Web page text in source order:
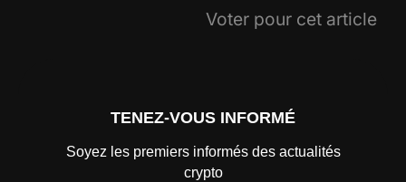
Voter pour cet article
TENEZ-VOUS INFORMÉ
Soyez les premiers informés des actualités
crypto